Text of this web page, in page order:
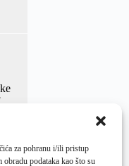
za pohranu i/ili pristup
podataka kao što su